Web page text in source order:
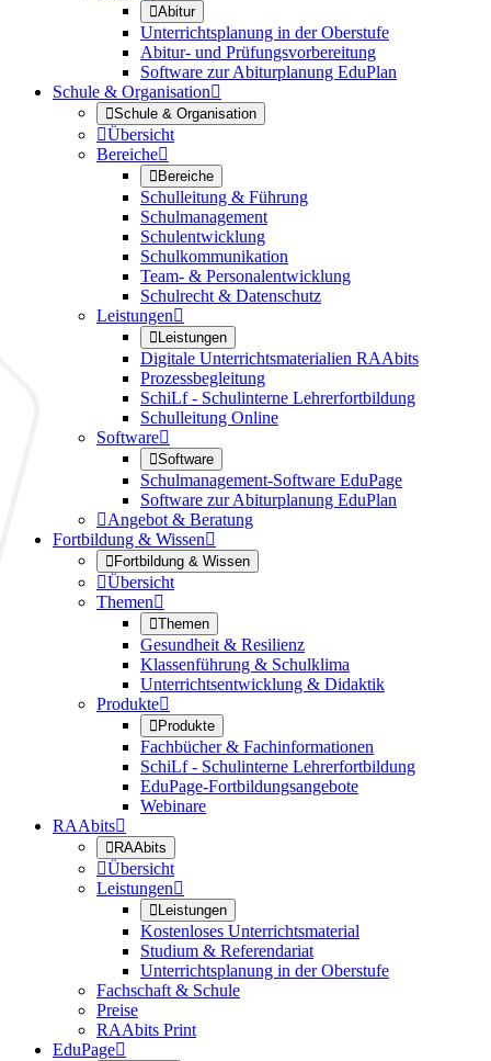
Abitur
Unterrichtsplanung in der Oberstufe
Abitur- und Prüfungsvorbereitung
Software zur Abiturplanung EduPlan
Schule & Organisation
Schule & Organisation
Übersicht
Bereiche
Bereiche
Schulleitung & Führung
Schulmanagement
Schulentwicklung
Schulkommunikation
Team- & Personalentwicklung
Schulrecht & Datenschutz
Leistungen
Leistungen
Digitale Unterrichtsmaterialien RAAbits
Prozessbegleitung
SchiLf - Schulinterne Lehrerfortbildung
Schulleitung Online
Software
Software
Schulmanagement-Software EduPage
Software zur Abiturplanung EduPlan
Angebot & Beratung
Fortbildung & Wissen
Fortbildung & Wissen
Übersicht
Themen
Themen
Gesundheit & Resilienz
Klassenführung & Schulklima
Unterrichtsentwicklung & Didaktik
Produkte
Produkte
Fachbücher & Fachinformationen
SchiLf - Schulinterne Lehrerfortbildung
EduPage-Fortbildungsangebote
Webinare
RAAbits
RAAbits
Übersicht
Leistungen
Leistungen
Kostenloses Unterrichtsmaterial
Studium & Referendariat
Unterrichtsplanung in der Oberstufe
Fachschaft & Schule
Preise
RAAbits Print
EduPage